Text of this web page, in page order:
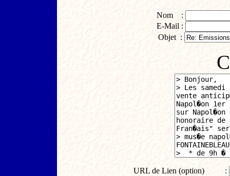
Nom :
E-Mail :
Objet :
URL de Lien (option) :